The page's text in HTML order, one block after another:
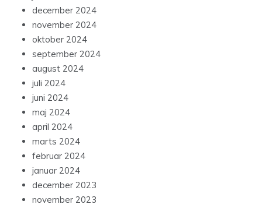
december 2024
november 2024
oktober 2024
september 2024
august 2024
juli 2024
juni 2024
maj 2024
april 2024
marts 2024
februar 2024
januar 2024
december 2023
november 2023